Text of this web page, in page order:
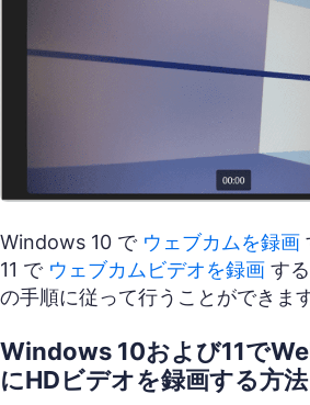
Windows 10 で ウェブカムを録画
11 で ウェブカムビデオを録画 す
の手順に従って行うことができます
Windows 10および11で
にHDビデオを録画する方法